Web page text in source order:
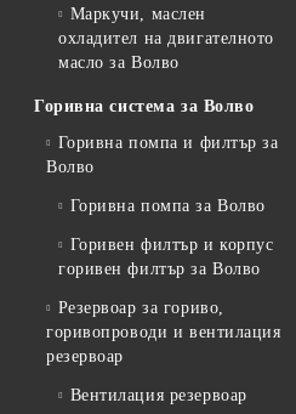
Маркучи, маслен
охладител на двигателното
масло за Волво
Горивна система за Волво
Горивна помпа и филтър за
Волво
Горивна помпа за Волво
Горивен филтър и корпус
горивен филтър за Волво
Резервоар за гориво,
горивопроводи и вентилация
резервоар
Вентилация резервоар